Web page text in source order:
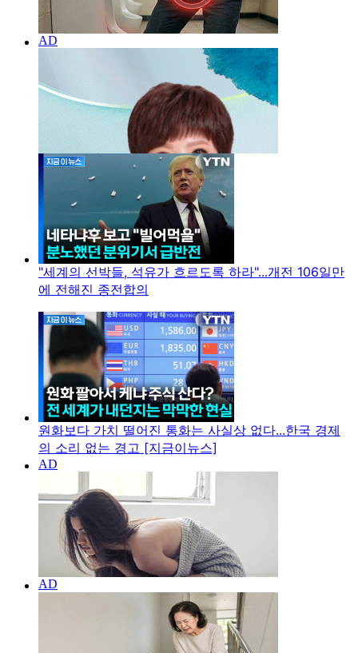
"세계의 선박들, 석유가 흐르도록 하라"...개전 106일만
에 전해진 종전합의
원화보다 가치 떨어진 통화는 사실상 없다...한국 경제
의 소리 없는 경고 [지금이뉴스]